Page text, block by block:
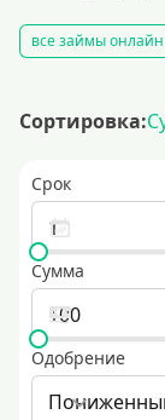
все займы онлайн
Сортировка:
Срок
Сумма
Одобрение